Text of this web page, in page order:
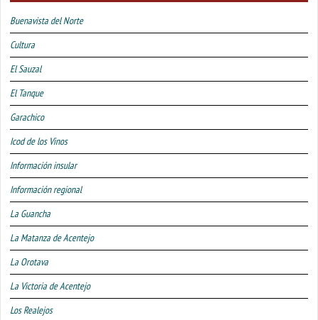
Buenavista del Norte
Cultura
El Sauzal
El Tanque
Garachico
Icod de los Vinos
Información insular
Información regional
La Guancha
La Matanza de Acentejo
La Orotava
La Victoria de Acentejo
Los Realejos